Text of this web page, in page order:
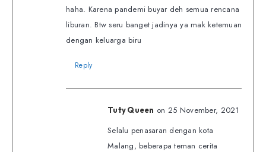
haha. Karena pandemi buyar deh semua rencana
liburan. Btw seru banget jadinya ya mak ketemuan
dengan keluarga biru
Reply
Tuty Queen on 25 November, 2021
Selalu penasaran dengan kota
Malang, beberapa teman cerita